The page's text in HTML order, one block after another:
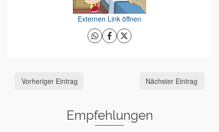
Externen Link öffnen
Vorheriger Eintrag Nächster Eintrag
Empfehlungen